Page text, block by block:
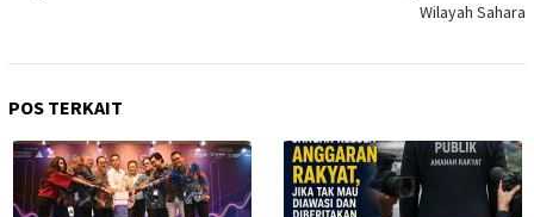
Wilayah Sahara
POS TERKAIT